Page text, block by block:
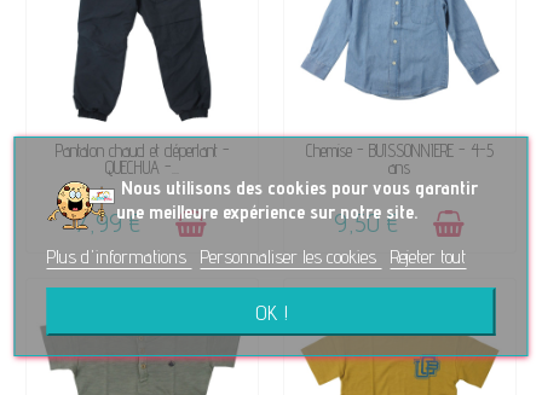
DISPONIBLE
Pantalon chaud et déperlant -
QUECHUA -...
7,99 €
DISPONIBLE
Chemise - BUISSONNIERE - 4-5
ans
9,50 €
Nous utilisons des cookies pour vous garantir
une meilleure expérience sur notre site.
Plus d'informations
Personnaliser les cookies Rejeter tout
OK !